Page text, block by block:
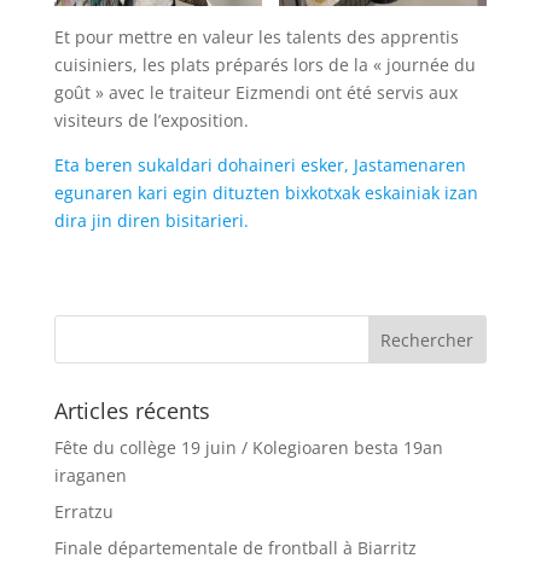
Et pour mettre en valeur les talents des apprentis
cuisiniers, les plats préparés lors de la « journée du
goût » avec le traiteur Eizmendi ont été servis aux
visiteurs de l’exposition.
Eta beren sukaldari dohaineri esker, Jastamenaren
egunaren kari egin dituzten bixkotxak eskainiak izan
dira jin diren bisitarieri.
Articles récents
Fête du collège 19 juin / Kolegioaren besta 19an
iraganen
Erratzu
Finale départementale de frontball à Biarritz